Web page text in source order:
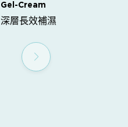
Gel-Cream
深層長效補濕